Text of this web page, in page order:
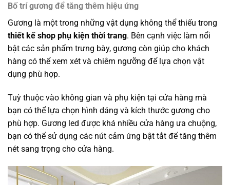
Bố trí gương để tăng thêm hiệu ứng
Gương là một trong những vật dụng không thể thiếu trong
thiết kế shop phụ kiện thời trang. Bên cạnh việc làm nổi
bật các sản phẩm trưng bày, gương còn giúp cho khách
hàng có thể xem xét và chiêm ngưỡng để lựa chọn vật
dụng phù hợp.
Tuỳ thuộc vào không gian và phụ kiện tại cửa hàng mà
bạn có thể lựa chọn hình dáng và kích thước gương cho
phù hợp. Gương led được khá nhiều cửa hàng ưa chuộng,
bạn có thể sử dụng các nút cảm ứng bật tắt để tăng thêm
nét sang trọng cho cửa hàng.